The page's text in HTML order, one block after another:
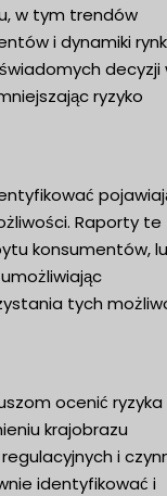
w tym trendów
i dynamiki
decyzji
ryzyko
Raporty te
konsumentów,
tych
ocenić ryzyka
krajobrazu
i
identyfikować i